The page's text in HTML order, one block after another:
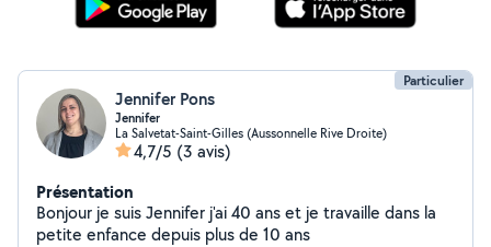
Particulier
Jennifer Pons
Jennifer
La Salvetat-Saint-Gilles (Aussonnelle Rive Droite)
4,7/5 (3 avis)
Présentation
Bonjour je suis Jennifer j'ai 40 ans et je travaille dans la
petite enfance depuis plus de 10 ans